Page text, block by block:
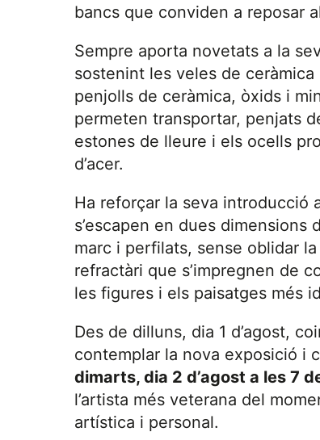
bancs que conviden a reposar
Sempre aporta novetats a la
sostenint les veles de
penjolls de ceràmica, òxids i
permeten transportar, penjats
estones de lleure i els ocells
d’acer.
Ha reforçar la seva introducció
s’escapen en dues dimensions
marc i perfilats, sense oblidar
refractàri que s’impregnen de
les figures i els paisatges més
Des de dilluns, dia 1 d’agost,
contemplar la nova exposició i
dimarts, dia 2 d’agost a les 7
l’artista més veterana del
artística i personal.